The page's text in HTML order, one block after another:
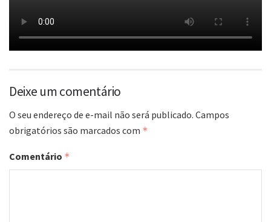
Deixe um comentário
O seu endereço de e-mail não será publicado. Campos
obrigatórios são marcados com *
Comentário *